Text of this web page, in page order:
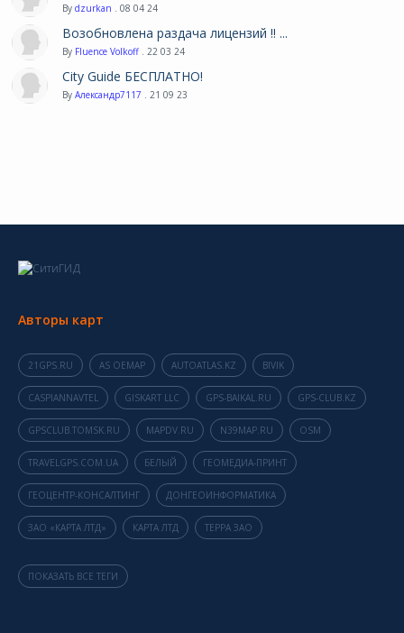
By dzurkan . 08 04 24
Возобновлена раздача лицензий !! ...
By Fluence Volkoff . 22 03 24
City Guide БЕСПЛАТНО!
By Александр7117 . 21 09 23
Авторы карт
21GPS.RU AS OEMAP AUTOATLAS.KZ BIVIK
CASPIANNAVTEL GISKART LLC GPS-BAIKAL.RU GPS-CLUB.KZ
GPSCLUB.TOMSK.RU MAPDV.RU N39MAP.RU OSM
TRAVELGPS.COM.UA БЕЛЫЙ ГЕОМЕДИА-ПРИНТ
ГЕОЦЕНТР-КОНСАЛТИНГ ДОНГЕОИНФОРМАТИКА
ЗАО «КАРТА ЛТД» КАРТА ЛТД ТЕРРА ЗАО
ПОКАЗАТЬ ВСЕ ТЕГИ